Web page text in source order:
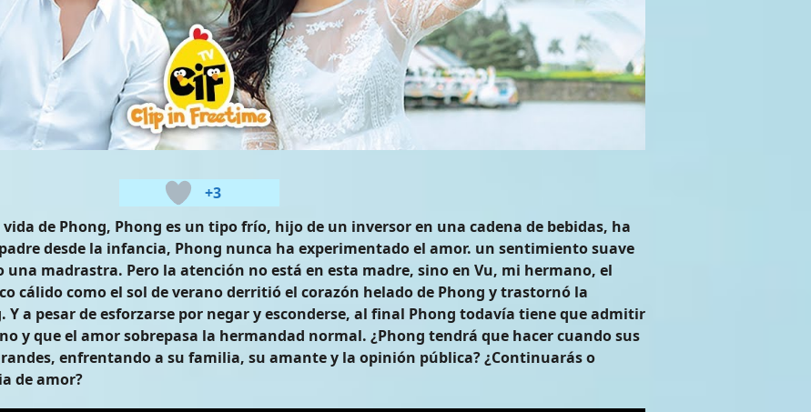
+3
de Phong, Phong es un tipo frío, hijo de un inversor en una cadena de bebidas, ha
desde la infancia, Phong nunca ha experimentado el amor. un sentimiento suave
una madrastra. Pero la atención no está en esta madre, sino en Vu, mi hermano, el
cálido como el sol de verano derritió el corazón helado de Phong y trastornó la
a pesar de esforzarse por negar y esconderse, al final Phong todavía tiene que admitir
y que el amor sobrepasa la hermandad normal. ¿Phong tendrá que hacer cuando sus
enfrentando a su familia, su amante y la opinión pública? ¿Continuarás o
de amor?